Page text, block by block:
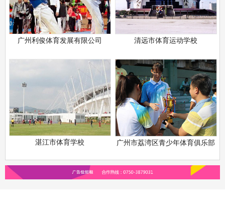
广州利俊体育发展有限公司 清远市体育运动学校
湛江市体育学校 广州市荔湾区青少年体育俱乐部